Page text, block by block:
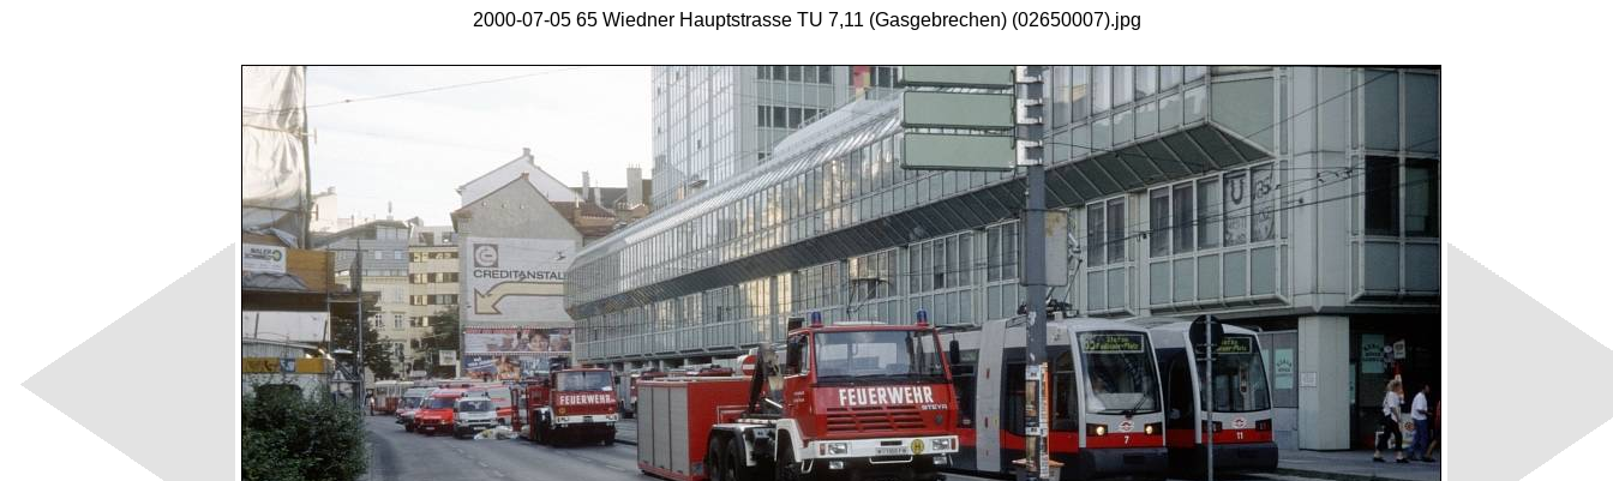
2000-07-05 65 Wiedner Hauptstrasse TU 7,11 (Gasgebrechen) (02650007).jpg